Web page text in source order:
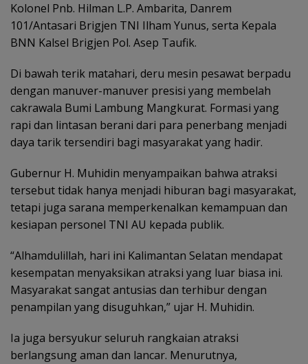
Kolonel Pnb. Hilman L.P. Ambarita, Danrem
101/Antasari Brigjen TNI Ilham Yunus, serta Kepala
BNN Kalsel Brigjen Pol. Asep Taufik.
Di bawah terik matahari, deru mesin pesawat berpadu
dengan manuver-manuver presisi yang membelah
cakrawala Bumi Lambung Mangkurat. Formasi yang
rapi dan lintasan berani dari para penerbang menjadi
daya tarik tersendiri bagi masyarakat yang hadir.
Gubernur H. Muhidin menyampaikan bahwa atraksi
tersebut tidak hanya menjadi hiburan bagi masyarakat,
tetapi juga sarana memperkenalkan kemampuan dan
kesiapan personel TNI AU kepada publik.
“Alhamdulillah, hari ini Kalimantan Selatan mendapat
kesempatan menyaksikan atraksi yang luar biasa ini.
Masyarakat sangat antusias dan terhibur dengan
penampilan yang disuguhkan,” ujar H. Muhidin.
Ia juga bersyukur seluruh rangkaian atraksi
berlangsung aman dan lancar. Menurutnya,